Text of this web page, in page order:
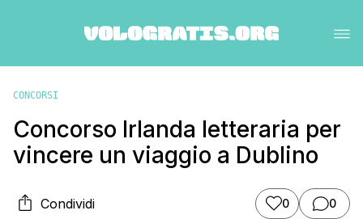
CONCORSI
Concorso Irlanda letteraria per
vincere un viaggio a Dublino
Condividi 0 0